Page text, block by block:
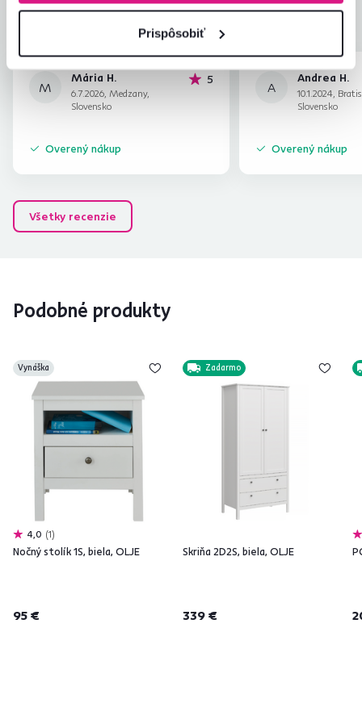
Prispôsobiť
M
Mária H.
6.7.2026, Medzany,
Slovensko
5hviezdičiek
Overený nákup
A
Andrea H.
10.1.2024,
Slovensko
Overený nákup
Všetky recenzie
Podobné produkty
Vynáška
4,0 1
Nočný stolík 1S, biela, OLJE
95 €
Zadarmo
Skriňa 2D2S, biela, OLJE
339 €